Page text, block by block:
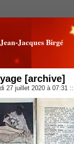
Jean-Jacques Birgé
[archive]
27 juillet 2020 à 07:31 ::